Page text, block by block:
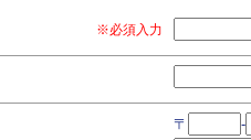
※必須入力
〒 -